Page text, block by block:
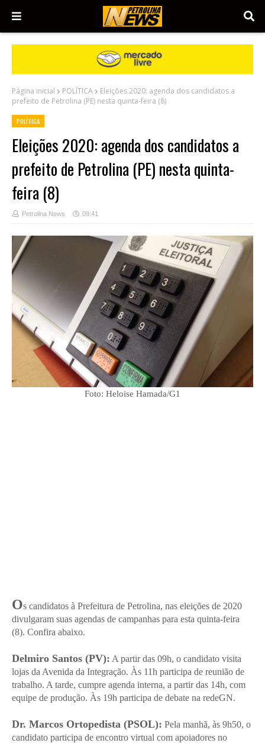
Página inicial POLÍTICA
Eleições 2020: agenda dos candidatos a
prefeito de Petrolina (PE) nesta quinta-feira (8)
POLÍTICA
Eleições 2020: agenda dos candidatos a
prefeito de Petrolina (PE) nesta quinta-
feira (8)
Petrolina News 09:41
Foto: Heloise Hamada/G1
Os candidatos à Prefeitura de Petrolina, nas eleições de 2020
divulgaram suas agendas de campanhas para esta quinta-feira
(8). Confira abaixo.
Delmiro Santos (PV): A partir das 09h, o candidato visita
lojas da Avenida da Integração. Às 11h participa de reunião de
trabalho. A tarde, cumpre agenda interna, a partir das 14h, com
equipe de produção. Às 19h participa de debate na redeGN.
Dr. Marcos Ortopedista (PSOL): Pela manhã, às 9h50, o
candidato participa de encontro virtual com apoiadores no